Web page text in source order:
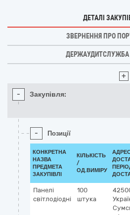
ДЕТАЛІ
ЗВЕРНЕННЯ ПРО
ДЕРЖАУДИТСЛУЖБА
+
- Закупівля:
- Позиції
КОНКРЕТНА
НАЗВА
ПРЕДМЕТА
ЗАКУПІВЛІ
КІЛЬКІСТЬ
/
ОД.ВИМІРУ
Панелі
світлодіодні
100
штука